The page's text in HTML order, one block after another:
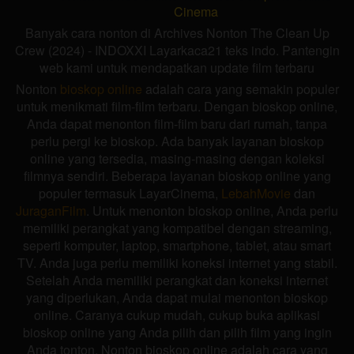
Cinema
Banyak cara nonton di Archives Nonton The Clean Up
Crew (2024) - INDOXXI Layarkaca21 teks indo. Pantengin
web kami untuk mendapatkan update film terbaru
Nonton bioskop online adalah cara yang semakin populer
untuk menikmati film-film terbaru. Dengan bioskop online,
Anda dapat menonton film-film baru dari rumah, tanpa
perlu pergi ke bioskop. Ada banyak layanan bioskop
online yang tersedia, masing-masing dengan koleksi
filmnya sendiri. Beberapa layanan bioskop online yang
populer termasuk LayarCinema, LebahMovie dan
JuraganFilm. Untuk menonton bioskop online, Anda perlu
memiliki perangkat yang kompatibel dengan streaming,
seperti komputer, laptop, smartphone, tablet, atau smart
TV. Anda juga perlu memiliki koneksi internet yang stabil.
Setelah Anda memiliki perangkat dan koneksi internet
yang diperlukan, Anda dapat mulai menonton bioskop
online. Caranya cukup mudah, cukup buka aplikasi
bioskop online yang Anda pilih dan pilih film yang ingin
Anda tonton. Nonton bioskop online adalah cara yang